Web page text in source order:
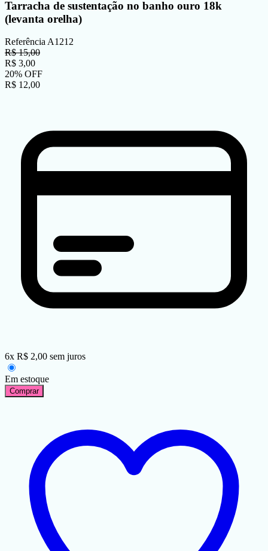
Tarracha de sustentação no banho ouro 18k
(levanta orelha)
ReferênciaA1212
R$15,00
R$ 3,00
20% OFF
R$ 12,00
6x R$ 2,00 sem juros
Em estoque
Comprar